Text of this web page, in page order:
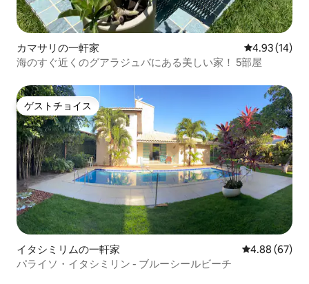
カマサリの一軒家 レビュー14
4.93 (14)
海のすぐ近くのグアラジュバにある美しい家！ 5部屋
ゲストチョイス
ゲストチョイス
イタシミリムの一軒家 レビュー67
4.88 (67)
パライソ・イタシミリン - ブルーシールビーチ